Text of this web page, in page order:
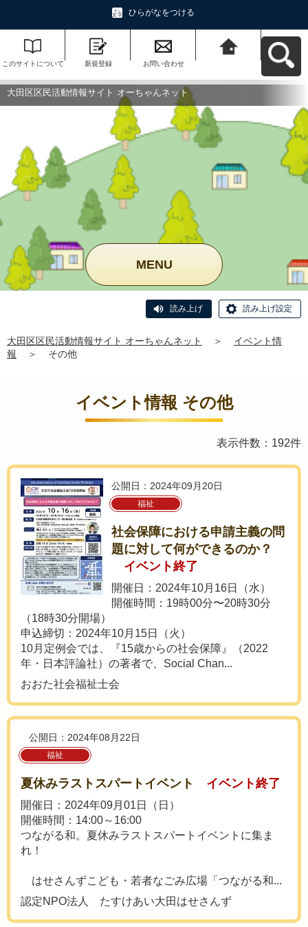
ひらがなをつける
このサイトについて 新規登録 お問い合わせ
ットへ戻る
大田区区民活動情報サイト オーちゃんネット
MENU
読み上げ 読み上げ設定
大田区区民活動情報サイト オーちゃんネット ＞
イベント情
報
＞ その他
イベント情報 その他
表示件数：192件
公開日：2024年09月20日
福祉
社会保障における申請主義の問
題に対して何ができるのか？
イベント終了
開催日：2024年10月16日（水）
開催時間：19時00分〜20時30分
（18時30分開場）
申込締切：2024年10月15日（火）
10月定例会では、『15歳からの社会保障』（2022
年・日本評論社）の著者で、Social Chan...
おおた社会福祉士会
公開日：2024年08月22日
福祉
夏休みラストスパートイベント イベント終了
開催日：2024年09月01日（日）
開催時間：14:00～16:00
つながる和。夏休みラストスパートイベントに集ま
れ！
はせさんずこども・若者なごみ広場「つながる和...
認定NPO法人 たすけあい大田はせさんず